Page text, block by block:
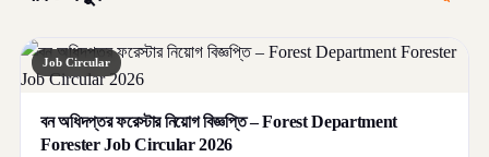
Job Circular
বন অধিদপ্তর ফরেস্টার নিয়োগ বিজ্ঞপ্তি – Forest Department
Forester Job Circular 2026